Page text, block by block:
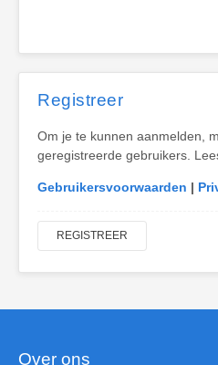
Registreer
Om je te kunnen aanmelden,
geregistreerde gebruikers.
Gebruikersvoorwaarden |
REGISTREER
Over ons